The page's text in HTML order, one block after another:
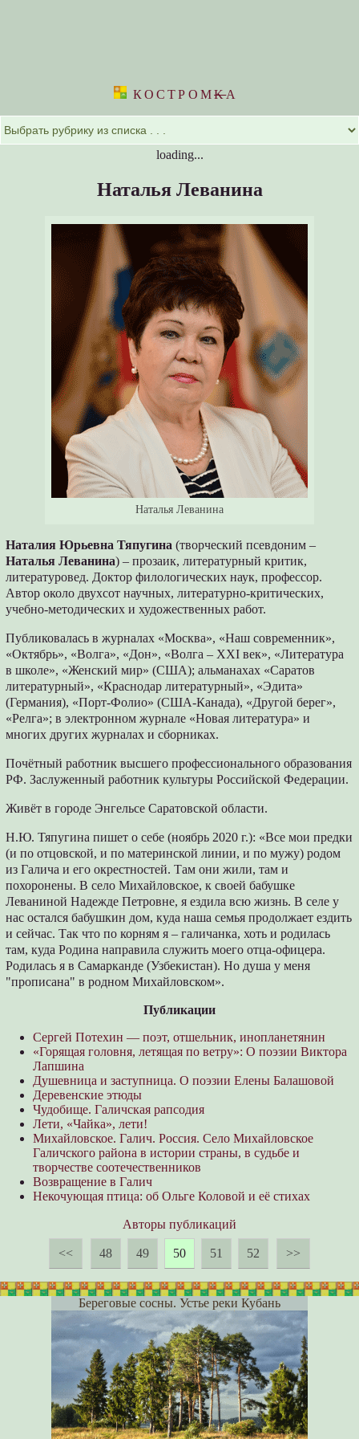
КОСТРОМKА
loading...
Наталья Леванина
Наталья Леванина
Наталия Юрьевна Тяпугина (творческий псевдоним –
Наталья Леванина) – прозаик, литературный критик,
литературовед. Доктор филологических наук, профессор.
Автор около двухсот научных, литературно-критических,
учебно-методических и художественных работ.
Публиковалась в журналах «Москва», «Наш современник»,
«Октябрь», «Волга», «Дон», «Волга – XXI век», «Литература
в школе», «Женский мир» (США); альманахах «Саратов
литературный», «Краснодар литературный», «Эдита»
(Германия), «Порт-Фолио» (США-Канада), «Другой берег»,
«Релга»; в электронном журнале «Новая литература» и
многих других журналах и сборниках.
Почётный работник высшего профессионального образования
РФ. Заслуженный работник культуры Российской Федерации.
Живёт в городе Энгельсе Саратовской области.
Н.Ю. Тяпугина пишет о себе (ноябрь 2020 г.): «Все мои предки
(и по отцовской, и по материнской линии, и по мужу) родом
из Галича и его окрестностей. Там они жили, там и
похоронены. В село Михайловское, к своей бабушке
Леваниной Надежде Петровне, я ездила всю жизнь. В селе у
нас остался бабушкин дом, куда наша семья продолжает ездить
и сейчас. Так что по корням я – галичанка, хоть и родилась
там, куда Родина направила служить моего отца-офицера.
Родилась я в Самарканде (Узбекистан). Но душа у меня
"прописана" в родном Михайловском».
Публикации
Сергей Потехин — поэт, отшельник, инопланетянин
«Горящая головня, летящая по ветру»: О поэзии Виктора
Лапшина
Душевница и заступница. О поэзии Елены Балашовой
Деревенские этюды
Чудобище. Галичская рапсодия
Лети, «Чайка», лети!
Михайловское. Галич. Россия. Село Михайловское
Галичского района в истории страны, в судьбе и
творчестве соотечественников
Возвращение в Галич
Некочующая птица: об Ольге Коловой и её стихах
Авторы публикаций
<< 48 49 50 51 52 >>
Береговые сосны. Устье реки Кубань